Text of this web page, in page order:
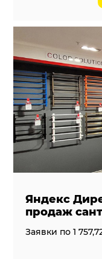
Яндекс
продаж
Заявки по 1